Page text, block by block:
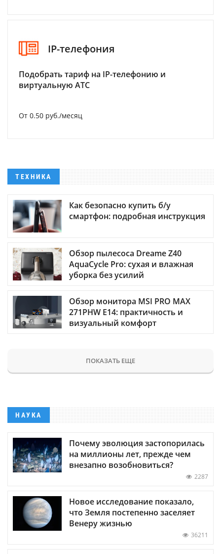
IP-телефония
Подобрать тариф на IP-телефонию и
виртуальную АТС
От 0.50 руб./месяц
ТЕХНИКА
Как безопасно купить б/у
смартфон: подробная инструкция
Обзор пылесоса Dreame Z40
AquaCycle Pro: сухая и влажная
уборка без усилий
Обзор монитора MSI PRO MAX
271PHW E14: практичность и
визуальный комфорт
ПОКАЗАТЬ ЕЩЕ
НАУКА
Почему эволюция застопорилась
на миллионы лет, прежде чем
внезапно возобновиться?
2287
Новое исследование показало,
что Земля постепенно заселяет
Венеру жизнью
36211